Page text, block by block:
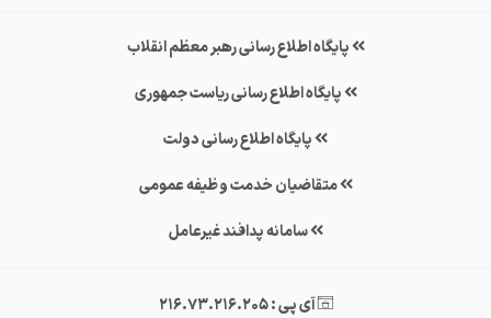
پایگاه اطلاع رسانی رهبر معظم انقلاب
پایگاه اطلاع رسانی ریاست جمهوری
پایگاه اطلاع رسانی دولت
متقاضیان خدمت وظیفه عمومی
سامانه پدافند غیرعامل
آی پی : 216.73.216.205